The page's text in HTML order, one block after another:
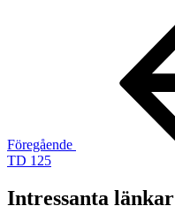
Inläggsnavigering
Föregående
TD 125
Intressanta länkar